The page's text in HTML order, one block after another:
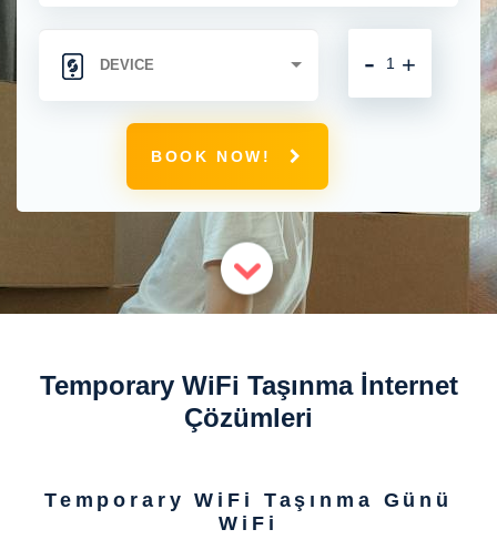
+
-
BOOK NOW!
Temporary WiFi Taşınma İnternet
Çözümleri
Temporary WiFi Taşınma Günü
WiFi